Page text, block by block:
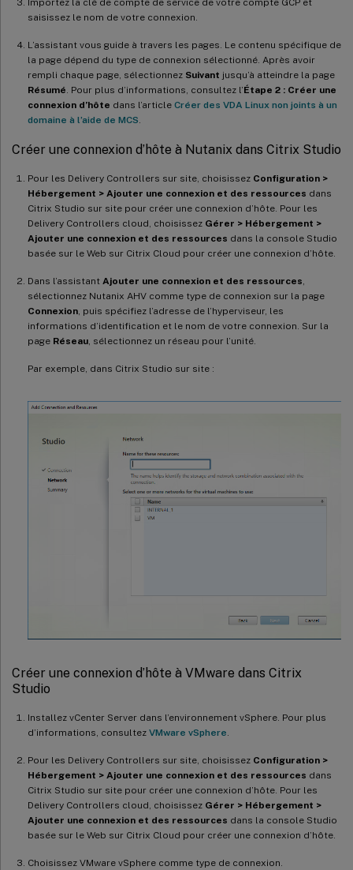
saisissez le nom de votre connexion.
L’assistant vous guide à travers les pages. Le contenu spécifique de
la page dépend du type de connexion sélectionné. Après avoir
rempli chaque page, sélectionnez Suivant jusqu’à atteindre la page
Résumé . Pour plus d’informations, consultez l’Étape 2 : Créer une
connexion d’hôte dans l’article Créer des VDA Linux non joints à un
domaine à l’aide de MCS
Créer une connexion d’hôte à Nutanix dans Citrix Studio
Pour les Delivery Controllers sur site, choisissez Configuration >
Hébergement > Ajouter une connexion et des ressources dans
Citrix Studio sur site pour créer une connexion d’hôte. Pour les
Delivery Controllers cloud, choisissez Gérer > Hébergement >
Ajouter une connexion et des ressources dans la console Studio
basée sur le Web sur Citrix Cloud pour créer une connexion d’hôte.
Dans l’assistant Ajouter une connexion et des ressources
sélectionnez Nutanix AHV comme type de connexion sur la page
Connexion , puis spécifiez l’adresse de l’hyperviseur, les
informations d’identification et le nom de votre connexion. Sur la
page Réseau , sélectionnez un réseau pour l’unité.
Par exemple, dans Citrix Studio sur site :
Créer une connexion d’hôte à VMware dans Citrix
Studio
Installez vCenter Server dans l’environnement vSphere. Pour plus
d’informations, consultez VMware vSphere.
Pour les Delivery Controllers sur site, choisissez Configuration >
Hébergement > Ajouter une connexion et des ressources dans
Citrix Studio sur site pour créer une connexion d’hôte. Pour les
Delivery Controllers cloud, choisissez Gérer > Hébergement >
Ajouter une connexion et des ressources dans la console Studio
basée sur le Web sur Citrix Cloud pour créer une connexion d’hôte.
Choisissez VMware vSphere comme type de connexion.